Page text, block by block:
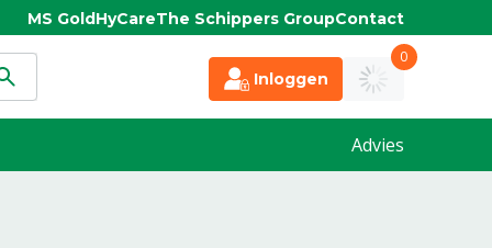
MS GoldHyCareThe Schippers GroupContact
Inloggen
0
Advies